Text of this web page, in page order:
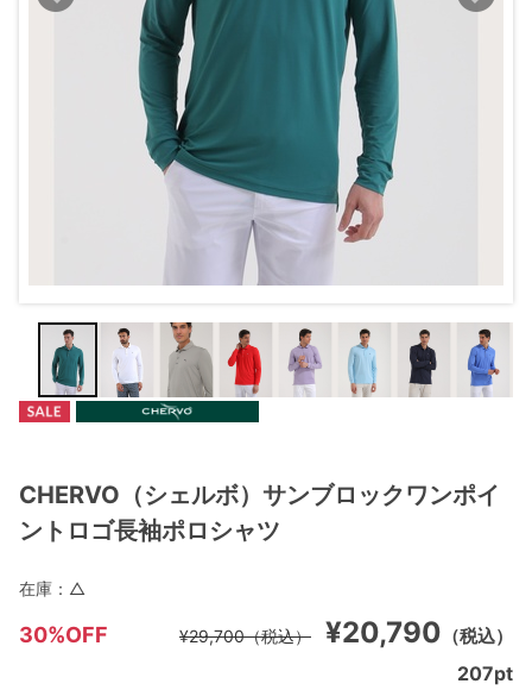
CHERVO（シェルボ）サンブロックワンポイ
ントロゴ長袖ポロシャツ
30%OFF ¥20,790 （税込）
¥29,700（税込）
在庫： △
207pt